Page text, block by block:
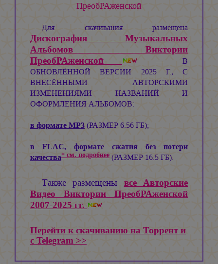
ПреобРАженской
Для скачивания размещена
Дискография Музыкальных
Альбомов Виктории
ПреобРАженской
— В
ОБНОВЛЁННОЙ ВЕРСИИ 2025 Г., С
ВНЕСЁННЫМИ АВТОРСКИМИ
ИЗМЕНЕНИЯМИ НАЗВАНИЙ И
ОФОРМЛЕНИЯ АЛЬБОМОВ:
в формате MP3(РАЗМЕР 6.56 ГБ);
в FLAC, формате сжатия без потери
качества* см. подробнее (РАЗМЕР 16.5 ГБ).
Также размещены все Авторские
Видео Виктории ПреобРАженской
2007-2025 гг.
Перейти к скачиванию на Торрент и
с Telegram >>